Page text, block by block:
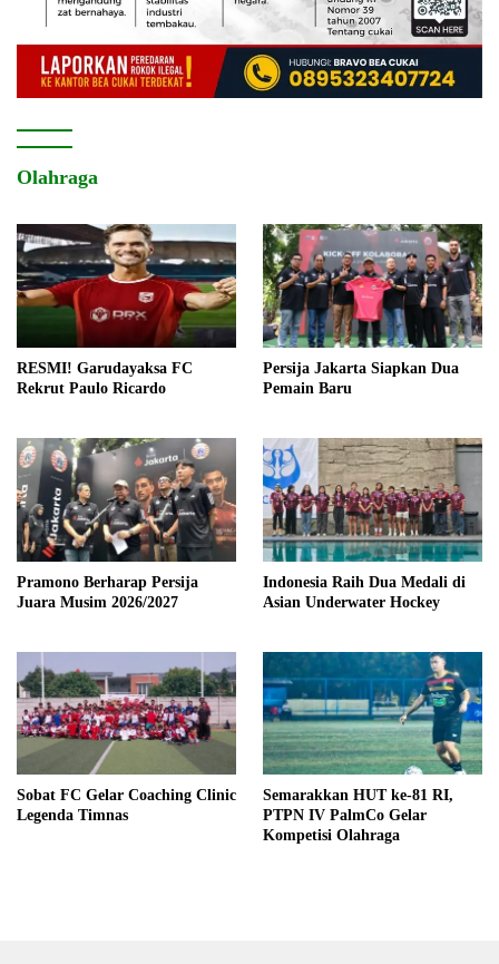
Olahraga
RESMI! Garudayaksa FC
Rekrut Paulo Ricardo
Persija Jakarta Siapkan Dua
Pemain Baru
Pramono Berharap Persija
Juara Musim 2026/2027
Indonesia Raih Dua Medali di
Asian Underwater Hockey
Sobat FC Gelar Coaching Clinic
Legenda Timnas
Semarakkan HUT ke-81 RI,
PTPN IV PalmCo Gelar
Kompetisi Olahraga